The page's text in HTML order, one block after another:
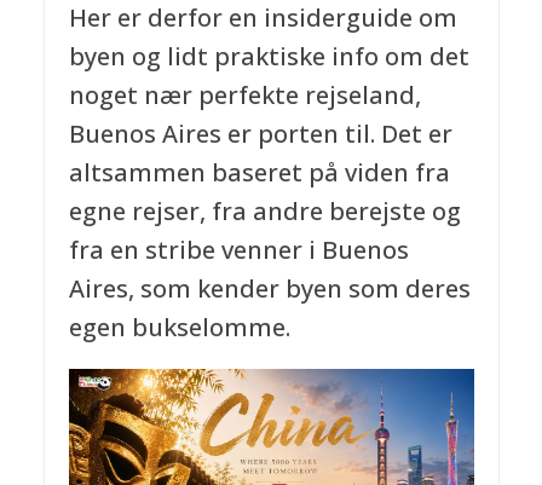
Her er derfor en insiderguide om
byen og lidt praktiske info om det
noget nær perfekte rejseland,
Buenos Aires er porten til. Det er
altsammen baseret på viden fra
egne rejser, fra andre berejste og
fra en stribe venner i Buenos
Aires, som kender byen som deres
egen bukselomme.